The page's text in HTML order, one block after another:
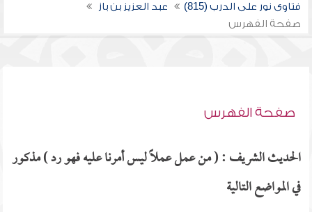
فتاوى نور على الدرب (815)
عبد العزيز بن باز
صفحة الفهرس
صفحة الفهرس
الحديث الشريف : ( من عمل عملاً ليس أمرنا عليه فهو رد ) مذكور
في المواضع التالية